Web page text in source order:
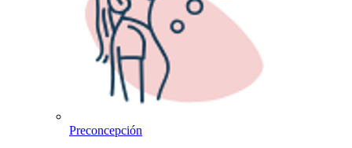
Preconcepción